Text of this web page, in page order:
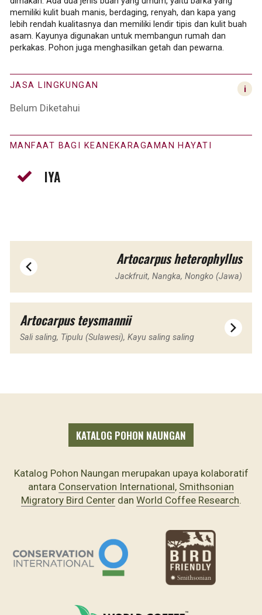
memiliki kulit buah manis, berdaging, renyah, dan kapa yang
lebih rendah kualitasnya dan memiliki lendir tipis dan kulit buah
asam. Kayunya digunakan untuk membangun rumah dan
perkakas. Pohon juga menghasilkan getah dan pewarna.
JASA LINGKUNGAN
Belum Diketahui
MANFAAT BAGI KEANEKARAGAMAN HAYATI
IYA
Artocarpus heterophyllus
Jackfruit, Nangka, Nongko (Jawa)
Artocarpus teysmannii
Sali saling, Tipulu (Sulawesi), Kayu saling saling
KATALOG POHON NAUNGAN
Katalog Pohon Naungan merupakan upaya kolaboratif
antara Conservation International, Smithsonian
Migratory Bird Centerdan World Coffee Research.